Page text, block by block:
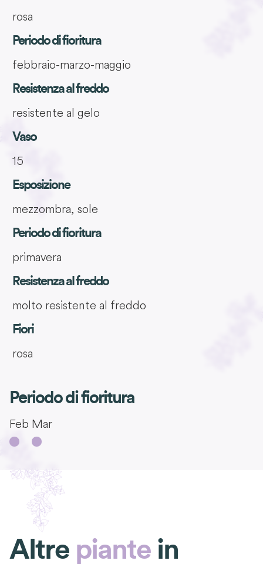
rosa
Periodo di fioritura
febbraio-marzo-maggio
Resistenza al freddo
resistente al gelo
Vaso
15
Esposizione
mezzombra, sole
Periodo di fioritura
primavera
Resistenza al freddo
molto resistente al freddo
Fiori
rosa
Periodo di fioritura
Feb Mar
Altre piante in